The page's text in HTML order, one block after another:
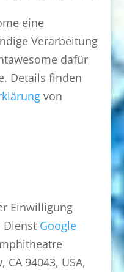
eine
Verarbeitung
dafür
Details finden
von
Einwilligung
Google
94043, USA,